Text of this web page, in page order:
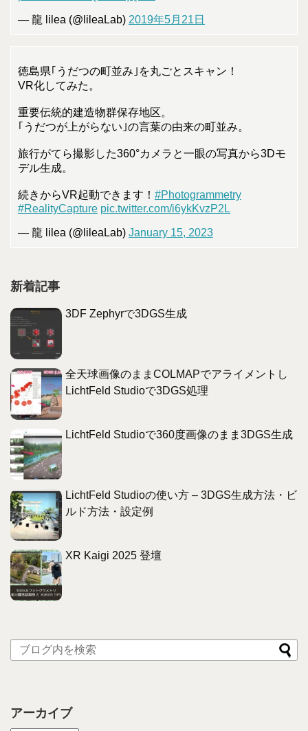
— 龍 lilea (@lileaLab) 2019年5月21日
徳島県｢うだつの町並み｣を丸ごとスキャン！
VR化してみた。
重要伝統的建造物群保存地区。
｢うだつが上がらない｣の言葉の由来の町並み。
旅行がてら撮影した360°カメラと一眼の写真から3Dモ
デル生成。
続きからVR起動できます！ #Photogrammetry
#RealityCapture pic.twitter.com/i6ykKvzP2L
— 龍 lilea (@lileaLab) January 15, 2023
新着記事
3DF Zephyrで3DGS生成
全天球画像のままCOLMAPでアライメントし
LichtFeld Studioで3DGS処理
LichtFeld Studioで360度画像のまま3DGS生成
LichtFeld Studioの使い方 – 3DGS生成方法・ビ
ルド方法・設定例
XR Kaigi 2025 登壇
アーカイブ